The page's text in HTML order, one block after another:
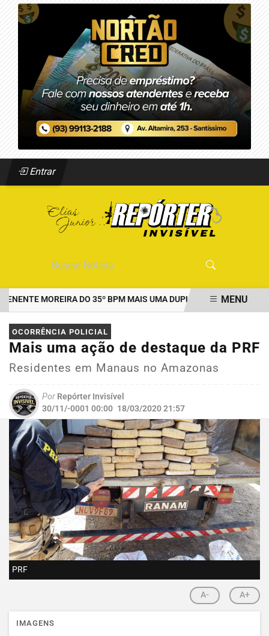
Entrar
MOREIRA DO 35º BPM MAIS UMA DUPLA PRESA POR TRÁFICO
EM ALTA
MENU
OCORRÊNCIA POLICIAL
Mais uma ação de destaque da PRF
Residentes em Manaus no Amazonas
Por Repórter Invisível
30/11/-0001 00:00 18/03/2020 21:57
PRF
A- A+
IMAGENS